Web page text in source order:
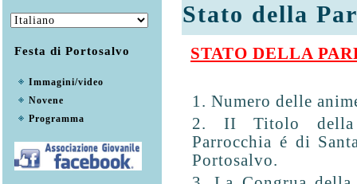
Festa di Portosalvo
Immagini/video
Novene
Programma
Stato della
STATO DELLA
Numero delle
II Titolo della
Parrocchia é di
Portosalvo.